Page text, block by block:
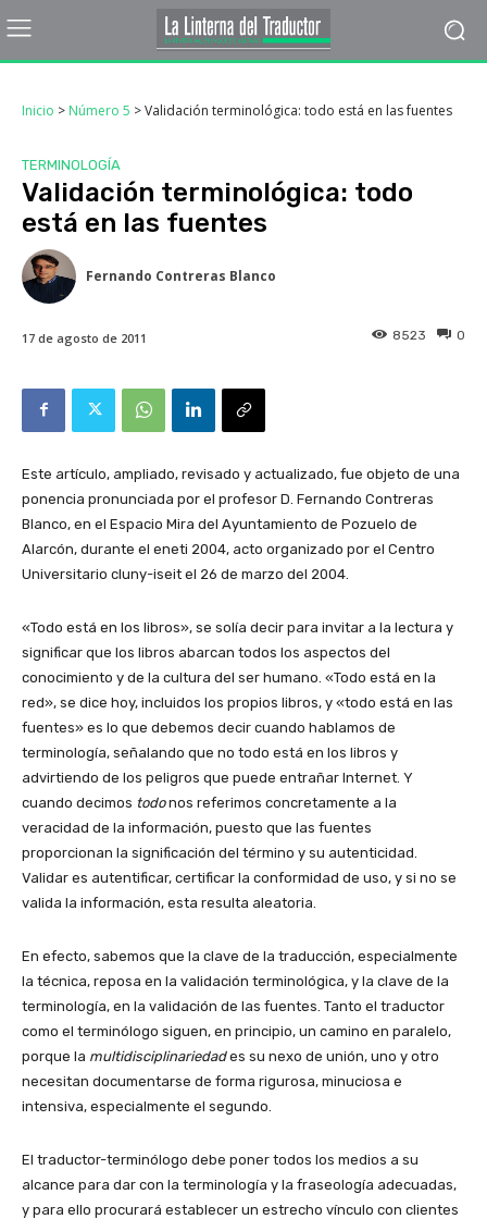
Inicio > Número 5 >Validación terminológica: todo está en las fuentes
TERMINOLOGÍA
Validación terminológica: todo
está en las fuentes
Fernando Contreras Blanco
17 de agosto de 2011 0
8523
Este artículo, ampliado, revisado y actualizado, fue objeto de una
ponencia pronunciada por el profesor D. Fernando Contreras
Blanco, en el Espacio Mira del Ayuntamiento de Pozuelo de
Alarcón, durante el eneti 2004, acto organizado por el Centro
Universitario cluny-iseit el 26 de marzo del 2004.
«Todo está en los libros», se solía decir para invitar a la lectura y
significar que los libros abarcan todos los aspectos del
conocimiento y de la cultura del ser humano. «Todo está en la
red», se dice hoy, incluidos los propios libros, y «todo está en las
fuentes» es lo que debemos decir cuando hablamos de
terminología, señalando que no todo está en los libros y
advirtiendo de los peligros que puede entrañar Internet. Y
cuando decimos todonos referimos concretamente a la
veracidad de la información, puesto que las fuentes
proporcionan la significación del término y su autenticidad.
Validar es autentificar, certificar la conformidad de uso, y si no se
valida la información, esta resulta aleatoria.
En efecto, sabemos que la clave de la traducción, especialmente
la técnica, reposa en la validación terminológica, y la clave de la
terminología, en la validación de las fuentes. Tanto el traductor
como el terminólogo siguen, en principio, un camino en paralelo,
porque la multidisciplinariedades su nexo de unión, uno y otro
necesitan documentarse de forma rigurosa, minuciosa e
intensiva, especialmente el segundo.
El traductor-terminólogo debe poner todos los medios a su
alcance para dar con la terminología y la fraseología adecuadas,
y para ello procurará establecer un estrecho vínculo con clientes